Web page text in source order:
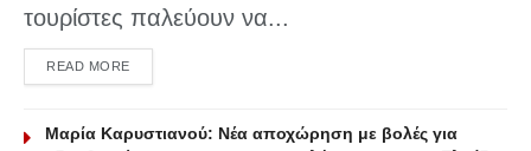
τουρίστες παλεύουν να...
READ MOREDETAILS
Μαρία Καρυστιανού: Νέα αποχώρηση με βολές για